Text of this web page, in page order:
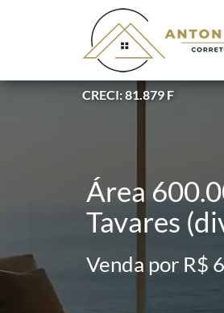
CRECI: 81.879 F
Área
Tavares
Venda por R$